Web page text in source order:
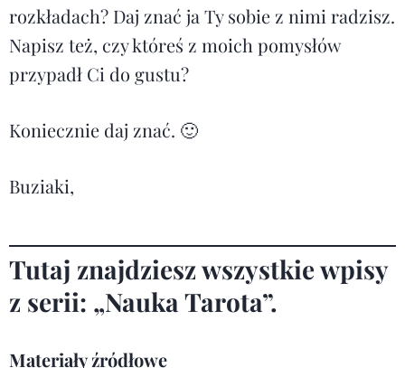
rozkładach? Daj znać ja Ty sobie z nimi radzisz.
Napisz też, czy któreś z moich pomysłów
przypadł Ci do gustu?
Koniecznie daj znać. 🙂
Buziaki,
Tutaj znajdziesz wszystkie wpisy
z serii: „Nauka Tarota”.
Materiały źródłowe